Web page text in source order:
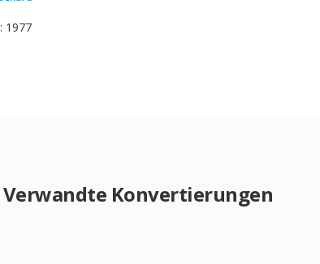
: 1977
Verwandte Konvertierungen